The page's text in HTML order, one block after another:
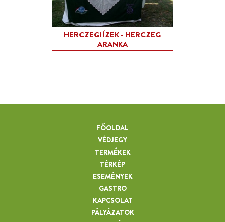
FŐOLDAL
VÉDJEGY
TERMÉKEK
TÉRKÉP
ESEMÉNYEK
GASTRO
KAPCSOLAT
PÁLYÁZATOK